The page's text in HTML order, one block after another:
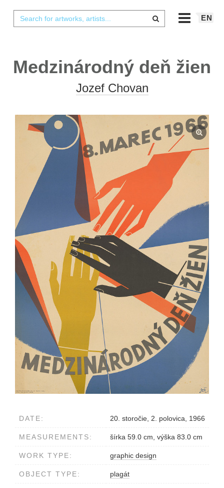
EN
Medzinárodný deň žien
Jozef Chovan
DATE: 20. storočie, 2. polovica, 1966
MEASUREMENTS: šírka 59.0 cm, výška 83.0 cm
WORK TYPE: graphic design
OBJECT TYPE: plagát